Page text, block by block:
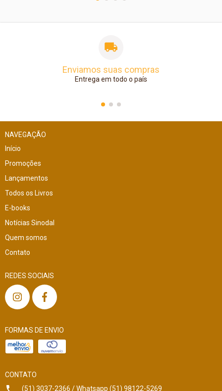
Enviamos suas compras
Entrega em todo o país
NAVEGAÇÃO
Início
Promoções
Lançamentos
Todos os Livros
E-books
Notícias Sinodal
Quem somos
Contato
REDES SOCIAIS
FORMAS DE ENVIO
CONTATO
(51) 3037-2366 / Whatsapp (51) 98122-5269